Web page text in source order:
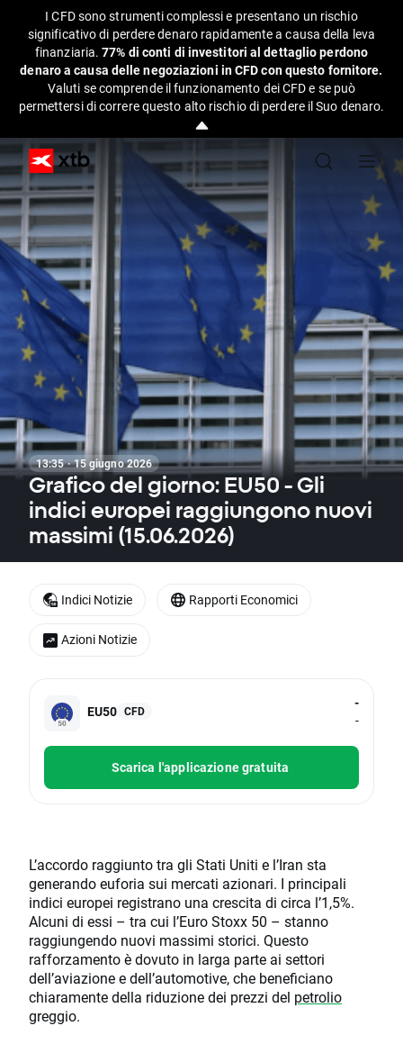
I CFD sono strumenti complessi e presentano un rischio
significativo di perdere denaro rapidamente a causa della leva
finanziaria.77% di conti di investitori al dettaglio perdono
denaro a causa delle negoziazioni in CFD con questo fornitore.
Valuti se comprende il funzionamento dei CFD e se può
permettersi di correre questo alto rischio di perdere il Suo denaro.
13:35 · 15 giugno 2026
Grafico del giorno: EU50 - Gli
indici europei raggiungono nuovi
massimi (15.06.2026)
EU50 CFD
-
-
Scarica l'applicazione gratuita
L’accordo raggiunto tra gli Stati Uniti e l’Iran sta
generando euforia sui mercati azionari. I principali
indici europei registrano una crescita di circa l’1,5%.
Alcuni di essi – tra cui l’Euro Stoxx 50 – stanno
raggiungendo nuovi massimi storici. Questo
rafforzamento è dovuto in larga parte ai settori
dell’aviazione e dell’automotive, che beneficiano
chiaramente della riduzione dei prezzi del petrolio
greggio.
Indici Notizie Rapporti Economici
Azioni Notizie